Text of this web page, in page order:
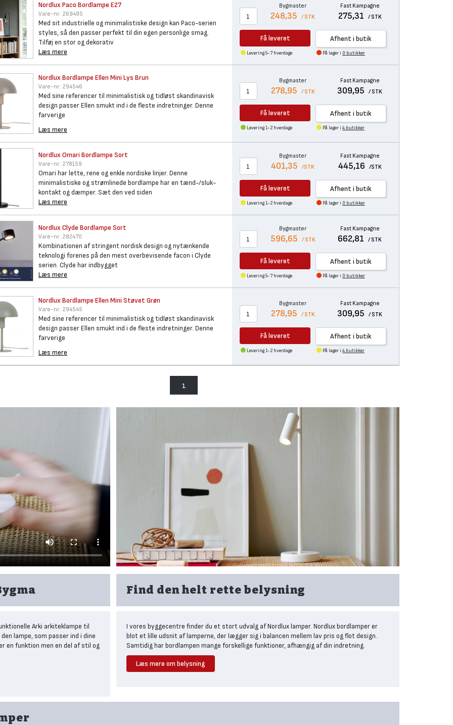
Nordlux Paco Bordlampe E27
Vare-nr.: 269495
Med sit industrielle og minimalistiske design kan Paco-serien
styles, så den passer perfekt til din egen personlige smag.
Tilføj en stor og dekorativ
Læs mere
Bygmaster
248,35 / STK
Fast Kampagne
275,31 / STK
Få leveret Afhent i butik
Levering 5-7 hverdage På lager i 0 butikker
Nordlux Bordlampe Ellen Mini Lys Brun
Vare-nr.: 294546
Med sine referencer til minimalistisk og tidløst skandinavisk
design passer Ellen smukt ind i de fleste indretninger. Denne
farverige
Læs mere
Bygmaster
278,95 / STK
Fast Kampagne
309,95 / STK
Få leveret Afhent i butik
Levering 1-2 hverdage På lager i 4 butikker
Nordlux Omari Bordlampe Sort
Vare-nr.: 278159
Omari har lette, rene og enkle nordiske linjer. Denne
minimalistiske og strømlinede bordlampe har en tænd-/sluk-
kontakt og dæmper. Sæt den ved siden
Læs mere
Bygmaster
401,35 /STK
Fast Kampagne
445,16 /STK
Få leveret Afhent i butik
Levering 1-2 hverdage På lager i 0 butikker
Nordlux Clyde Bordlampe Sort
Vare-nr.: 282470
Kombinationen af stringent nordisk design og nytænkende
teknologi forenes på den mest overbevisende facon i Clyde
serien. Clyde har indbygget
Læs mere
Bygmaster
596,65 / STK
Fast Kampagne
662,81 / STK
Få leveret Afhent i butik
Levering 5-7 hverdage På lager i 0 butikker
Nordlux Bordlampe Ellen Mini Støvet Grøn
Vare-nr.: 294545
Med sine referencer til minimalistisk og tidløst skandinavisk
design passer Ellen smukt ind i de fleste indretninger. Denne
farverige
Læs mere
Bygmaster
278,95 / STK
Fast Kampagne
309,95 / STK
Få leveret Afhent i butik
Levering 1-2 hverdage På lager i 4 butikker
1
Arki arkiteklampe til
lampe, som passer ind i dine
en funktion men en del af stil og
at Nordlux lamper både er
stil-ikon i det private
til det professionelle byggeri
udvalg af bordlamper hos
Find den helt rette belysning
I vores byggecentre finder du et stort udvalg af Nordlux lamper. Nordlux bordlamper er
blot et lille udsnit af lamperne, der lægger sig i balancen mellem lav pris og flot design.
Samtidig har bordlampen mange forskellige funktioner, afhængig af din indretning.
Lamper til arbejdsbrug
Læs mere om belysning